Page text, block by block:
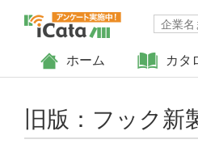
ホーム カタ
旧版：フック